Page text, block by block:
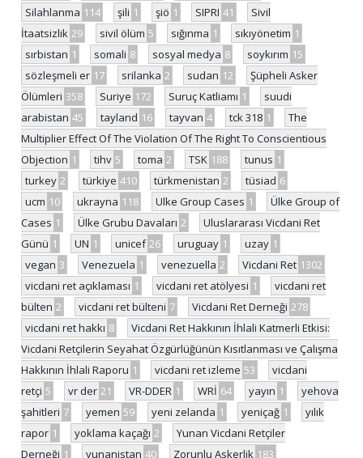
Silahlanma 114 şili 1 şiö 1 SIPRI 41
Sivil
İtaatsizlik 29 sivil ölüm 5 sığınma 1 sıkıyönetim 1
sırbistan 1 somali 8 sosyal medya 8 soykırım 15
sözleşmeli er 17 srilanka 2 sudan 12
Şüpheli Asker
Ölümleri 358 Suriye 172 Suruç Katliamı 1
suudi
arabistan 45 tayland 16 tayvan 4 tck 318 1
The
Multiplier Effect Of The Violation Of The Right To Conscientious
Objection 1 tihv 5 toma 2 TSK 188 tunus 1
turkey 2 türkiye 410 türkmenistan 2 tüsiad 6
ucm 10 ukrayna 118 Ulke Group Cases 1
Ülke Group of
Cases 1 Ülke Grubu Davaları 2
Uluslararası Vicdani Ret
Günü 1 UN 1 unicef 26 uruguay 1 uzay 1
vegan 3 Venezuela 1 venezuella 2 Vicdani Ret 1302
vicdani ret açıklaması 1 vicdani ret atölyesi 1
vicdani ret
bülten 2 vicdani ret bülteni 7 Vicdani Ret Derneği 278
vicdani ret hakkı 8
Vicdani Ret Hakkının İhlali Katmerli Etkisi:
Vicdani Retçilerin Seyahat Özgürlüğünün Kısıtlanması ve Çalışma
Hakkının İhlali Raporu 1 vicdani ret izleme 53
vicdani
retçi 5 vr der 21 VR-DDER 1 WRİ 64 yayın 1
yehova
şahitleri 7 yemen 59 yeni zelanda 1 yeniçağ 1
yılık
rapor 1 yoklama kaçağı 2
Yunan Vicdani Retçiler
Derneği 1 yunanistan 40 Zorunlu Askerlik 183